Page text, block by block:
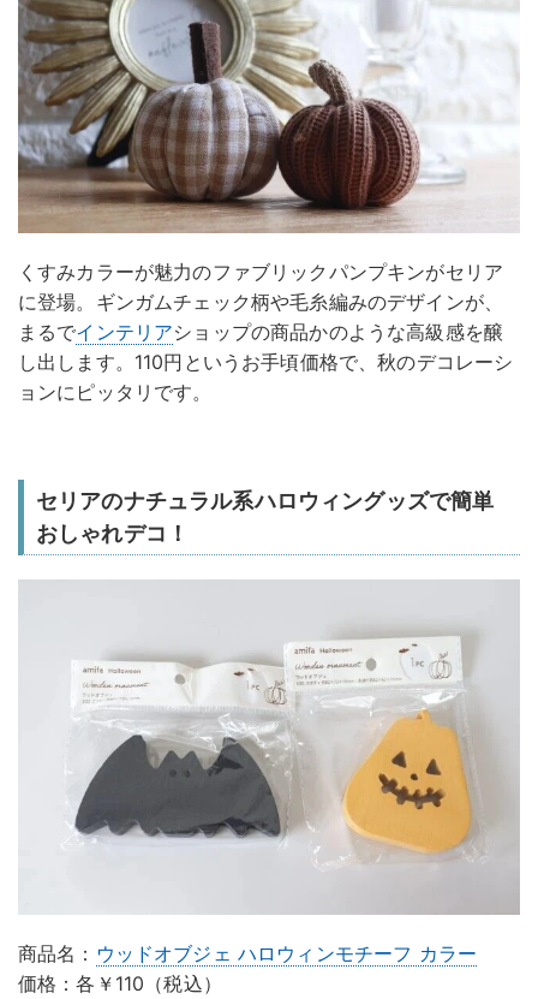
くすみカラーが魅力のファブリックパンプキンがセリア
に登場。ギンガムチェック柄や毛糸編みのデザインが、
まるでインテリアショップの商品かのような高級感を醸
し出します。110円というお手頃価格で、秋のデコレーシ
ョンにピッタリです。
セリアのナチュラル系ハロウィングッズで簡単
おしゃれデコ！
商品名： ウッドオブジェ ハロウィンモチーフ カラー
価格：各￥110（税込）